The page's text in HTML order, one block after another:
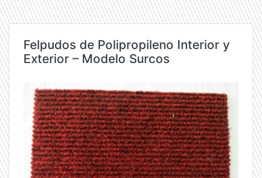
Felpudos de Polipropileno Interior y
Exterior – Modelo Surcos